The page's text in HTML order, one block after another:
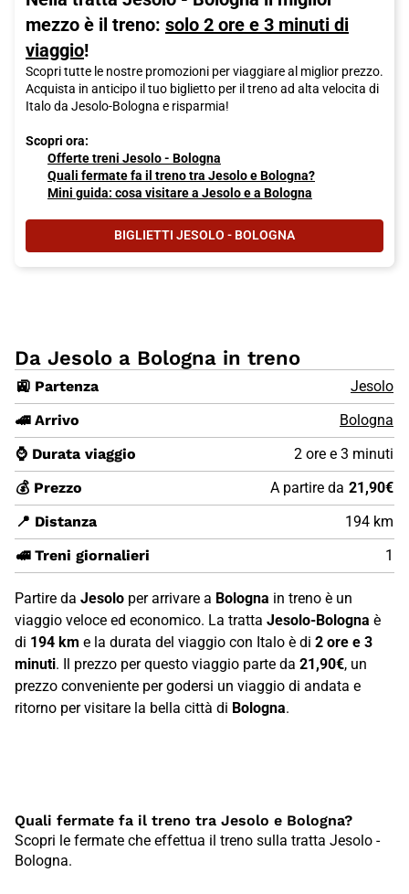
mezzo è il treno: solo 2 ore e 3 minuti di
viaggio!
Scopri tutte le nostre promozioni per viaggiare al miglior prezzo.
Acquista in anticipo il tuo biglietto per il treno ad alta velocita di
Italo da Jesolo-Bologna e risparmia!
Scopri ora:
Offerte treni Jesolo - Bologna
Quali fermate fa il treno tra Jesolo e Bologna?
Mini guida: cosa visitare a Jesolo e a Bologna
BIGLIETTI JESOLO - BOLOGNA
Da Jesolo a Bologna in treno
🚉 Partenza
Jesolo
🚄 Arrivo
Bologna
⌚ Durata viaggio
2 ore e 3 minuti
💰 Prezzo
A partire da 21,90€
📍 Distanza
194 km
🚅 Treni giornalieri
1
Partire da Jesolo per arrivare a Bologna in treno è un
viaggio veloce ed economico. La tratta Jesolo-Bologna è
di 194 km e la durata del viaggio con Italo è di 2 ore e 3
minuti. Il prezzo per questo viaggio parte da 21,90€, un
prezzo conveniente per godersi un viaggio di andata e
ritorno per visitare la bella città di Bologna.
Quali fermate fa il treno tra Jesolo e Bologna?
Scopri le fermate che effettua il treno sulla tratta Jesolo -
Bologna.